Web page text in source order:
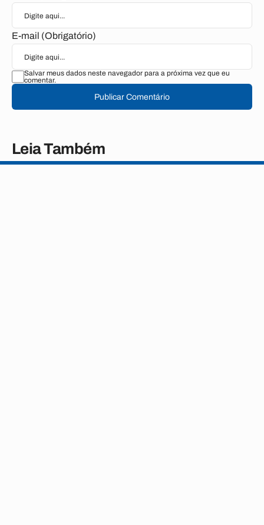
E-mail (Obrigatório)
Salvar meus dados neste navegador para a próxima vez que eu
comentar.
Publicar Comentário
Leia Também